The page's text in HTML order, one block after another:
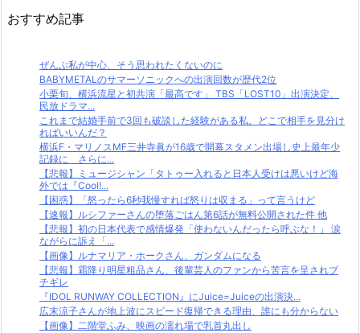
おすすめ記事
ぜんぶ私が中心、そう思われたくないのに
BABYMETALのサマーソニックへの出演回数が歴代2位
小栗旬、横浜流星と初共演「最高です」 TBS「LOST10」出演決定、
民放ドラマ...
これまで結婚手前で3回も破談した経験がある私。どこで相手を見分け
ればいいんだ？
横浜F・マリノスMF三井寺眞が16歳で開幕スタメン出場し史上最年少
記録に さらに...
【悲報】ミュージシャン「タトゥー入れると日本人受けは悪いけど海
外では『Cool!...
【困惑】「怒ったら6秒我慢すれば怒りは収まる」って言うけど
【速報】ルシファーさんの堕落ごはん第6話が無料公開された件 他
【悲報】初の日本代表で感情爆発「使わないんだったら呼ぶな！」 涙
ながらに訴え「...
【画像】ルナマリア・ホークさん、ガンダムになる
【悲報】霜降り明星粗品さん、後輩芸人のファンから苦言を呈されブ
チギレ
『IDOL RUNWAY COLLECTION』にJuice=Juiceの出演決...
広末涼子さんが地上波にスピード復帰できる理由、誰にも分からない
【画像】二階堂ふみ、映画の濡れ場で乳首丸出し